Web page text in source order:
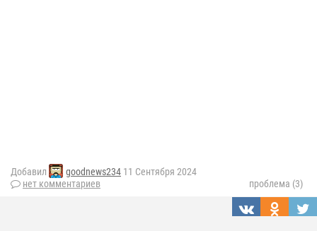
Добавил goodnews234 11 Сентября 2024
нет комментариев
проблема (3)